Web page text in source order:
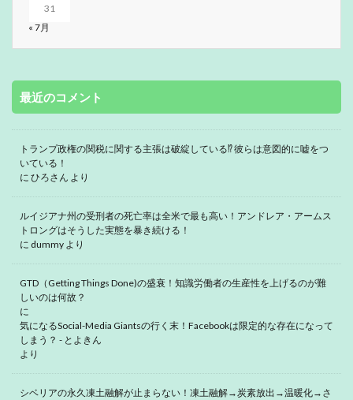
31
« 7月
最近のコメント
トランプ政権の関税に関する主張は破綻している⁉ 彼らは意図的に嘘をつ
いている！
に ひろさん より
ルイジアナ州の受刑者の死亡率は全米で最も高い！アンドレア・アームス
トロングはそうした実態を暴き続ける！
に dummy より
GTD（Getting Things Done)の盛衰！知識労働者の生産性を上げるのが難
しいのは何故？
に
気になるSocial-Media Giantsの行く末！Facebookは限定的な存在になって
しまう？ - とよきん
より
シベリアの永久凍土融解が止まらない！凍土融解→炭素放出→温暖化→さ